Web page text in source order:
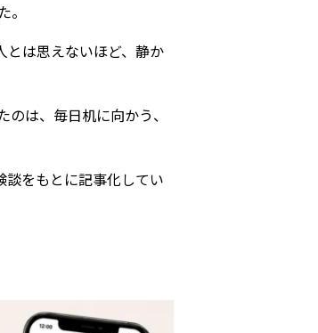
とは思えないほど、静か
は、毎日机に向かう、
をもとに記事化してい